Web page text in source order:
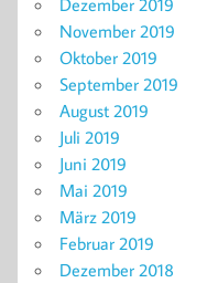
November 2019
Oktober 2019
September 2019
August 2019
Juli 2019
Juni 2019
Mai 2019
März 2019
Februar 2019
Dezember 2018